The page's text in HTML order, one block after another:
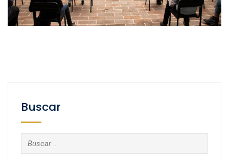
Buscar
Buscar: